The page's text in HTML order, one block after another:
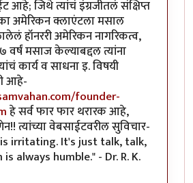
आहे; जिथे त्यांचं इंग्रजीतलं संक्षिप्त
अमेरिकन क्लाएंटला मसाल
हॉनररी अमेरिकन नागरिकत्व,
वर्षं मसाज केल्याबद्दल त्यांना
कार्य व साधना इ. विषयी
आहे-
founder-
हे सर्व फार फार थरारक आहे,
त्यांच्या वेबसाईटवरील सुविचार-
irritating. It's just talk, talk,
always humble." - Dr. R. K.